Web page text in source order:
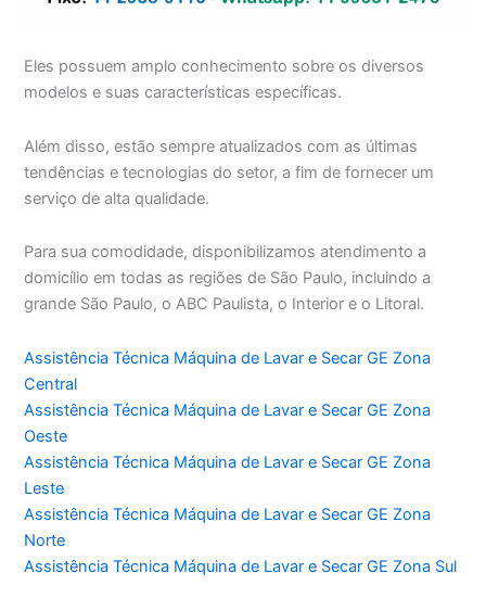
Eles possuem amplo conhecimento sobre os diversos
modelos e suas características específicas.
Além disso, estão sempre atualizados com as últimas
tendências e tecnologias do setor, a fim de fornecer um
serviço de alta qualidade.
Para sua comodidade, disponibilizamos atendimento a
domicílio em todas as regiões de São Paulo, incluindo a
grande São Paulo, o ABC Paulista, o Interior e o Litoral.
Assistência Técnica Máquina de Lavar e Secar GE Zona
Central
Assistência Técnica Máquina de Lavar e Secar GE Zona
Oeste
Assistência Técnica Máquina de Lavar e Secar GE Zona
Leste
Assistência Técnica Máquina de Lavar e Secar GE Zona
Norte
Assistência Técnica Máquina de Lavar e Secar GE Zona Sul